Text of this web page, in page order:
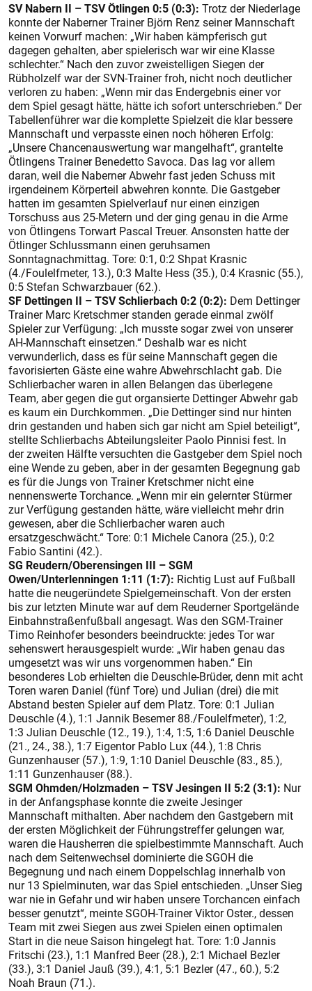
SV Nabern II – TSV Ötlingen 0:5 (0:3): Trotz der Niederlage
konnte der Naberner Trainer Björn Renz seiner Mannschaft
keinen Vorwurf machen: „Wir haben kämpferisch gut
dagegen gehalten, aber spielerisch war wir eine Klasse
schlechter.“ Nach den zuvor zweistelligen Siegen der
Rübholzelf war der SVN-Trainer froh, nicht noch deutlicher
verloren zu haben: „Wenn mir das Endergebnis einer vor
dem Spiel gesagt hätte, hätte ich sofort unterschrieben.“ Der
Tabellenführer war die komplette Spielzeit die klar bessere
Mannschaft und verpasste einen noch höheren Erfolg:
„Unsere Chancenauswertung war mangelhaft“, grantelte
Ötlingens Trainer Benedetto Savoca. Das lag vor allem
daran, weil die Naberner Abwehr fast jeden Schuss mit
irgendeinem Körperteil abwehren konnte. Die Gastgeber
hatten im gesamten Spielverlauf nur einen einzigen
Torschuss aus 25-Metern und der ging genau in die Arme
von Ötlingens Torwart Pascal Treuer. Ansonsten hatte der
Ötlinger Schlussmann einen geruhsamen
Sonntagnachmittag. Tore: 0:1, 0:2 Shpat Krasnic
(4./Foulelfmeter, 13.), 0:3 Malte Hess (35.), 0:4 Krasnic (55.),
0:5 Stefan Schwarzbauer (62.).
SF Dettingen II – TSV Schlierbach 0:2 (0:2): Dem Dettinger
Trainer Marc Kretschmer standen gerade einmal zwölf
Spieler zur Verfügung: „Ich musste sogar zwei von unserer
AH-Mannschaft einsetzen.“ Deshalb war es nicht
verwunderlich, dass es für seine Mannschaft gegen die
favorisierten Gäste eine wahre Abwehrschlacht gab. Die
Schlierbacher waren in allen Belangen das überlegene
Team, aber gegen die gut organsierte Dettinger Abwehr gab
es kaum ein Durchkommen. „Die Dettinger sind nur hinten
drin gestanden und haben sich gar nicht am Spiel beteiligt“,
stellte Schlierbachs Abteilungsleiter Paolo Pinnisi fest. In
der zweiten Hälfte versuchten die Gastgeber dem Spiel noch
eine Wende zu geben, aber in der gesamten Begegnung gab
es für die Jungs von Trainer Kretschmer nicht eine
nennenswerte Torchance. „Wenn mir ein gelernter Stürmer
zur Verfügung gestanden hätte, wäre vielleicht mehr drin
gewesen, aber die Schlierbacher waren auch
ersatzgeschwächt.“ Tore: 0:1 Michele Canora (25.), 0:2
Fabio Santini (42.).
SG Reudern/Oberensingen III – SGM
Owen/Unterlenningen 1:11 (1:7): Richtig Lust auf Fußball
hatte die neugeründete Spielgemeinschaft. Von der ersten
bis zur letzten Minute war auf dem Reuderner Sportgelände
Einbahnstraßenfußball angesagt. Was den SGM-Trainer
Timo Reinhofer besonders beeindruckte: jedes Tor war
sehenswert herausgespielt wurde: „Wir haben genau das
umgesetzt was wir uns vorgenommen haben.“ Ein
besonderes Lob erhielten die Deuschle-Brüder, denn mit acht
Toren waren Daniel (fünf Tore) und Julian (drei) die mit
Abstand besten Spieler auf dem Platz. Tore: 0:1 Julian
Deuschle (4.), 1:1 Jannik Besemer 88./Foulelfmeter), 1:2,
1:3 Julian Deuschle (12., 19.), 1:4, 1:5, 1:6 Daniel Deuschle
(21., 24., 38.), 1:7 Eigentor Pablo Lux (44.), 1:8 Chris
Gunzenhauser (57.), 1:9, 1:10 Daniel Deuschle (83., 85.),
1:11 Gunzenhauser (88.).
SGM Ohmden/Holzmaden – TSV Jesingen II 5:2 (3:1): Nur
in der Anfangsphase konnte die zweite Jesinger
Mannschaft mithalten. Aber nachdem den Gastgebern mit
der ersten Möglichkeit der Führungstreffer gelungen war,
waren die Hausherren die spielbestimmte Mannschaft. Auch
nach dem Seitenwechsel dominierte die SGOH die
Begegnung und nach einem Doppelschlag innerhalb von
nur 13 Spielminuten, war das Spiel entschieden. „Unser Sieg
war nie in Gefahr und wir haben unsere Torchancen einfach
besser genutzt“, meinte SGOH-Trainer Viktor Oster., dessen
Team mit zwei Siegen aus zwei Spielen einen optimalen
Start in die neue Saison hingelegt hat. Tore: 1:0 Jannis
Fritschi (23.), 1:1 Manfred Beer (28.), 2:1 Michael Bezler
(33.), 3:1 Daniel Jauß (39.), 4:1, 5:1 Bezler (47., 60.), 5:2
Noah Braun (71.).